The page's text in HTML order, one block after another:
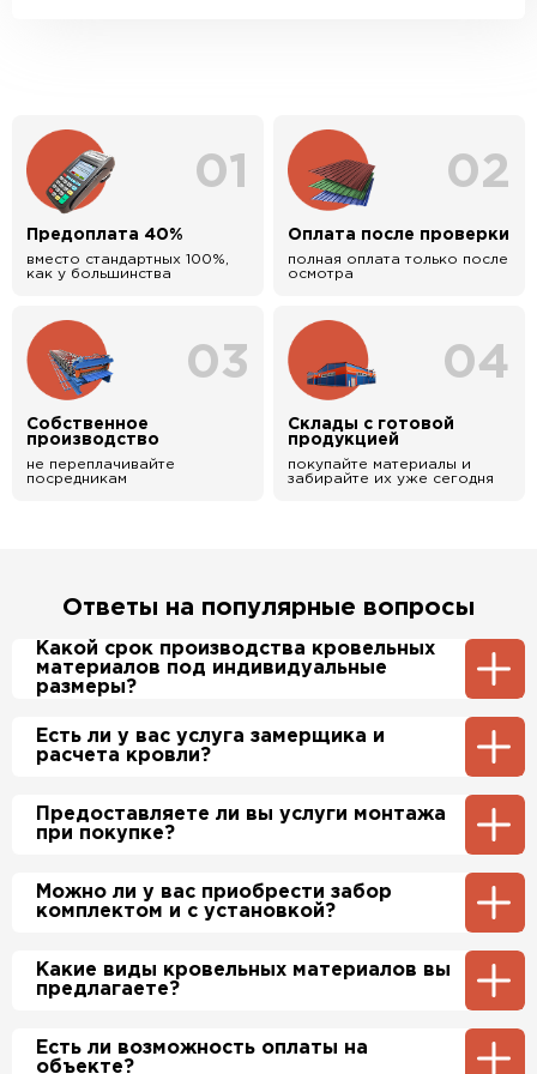
01
Предоплата 40%
вместо стандартных 100%,
как у большинства
02
Оплата после проверки
полная оплата только после
осмотра
03
Собственное
производство
не переплачивайте
посредникам
04
Склады с готовой
продукцией
покупайте материалы и
забирайте их уже сегодня
Ответы на популярные вопросы
Какой срок производства кровельных
материалов под индивидуальные
размеры?
Примерный срок производства
металлочерепицы и профнастила 1-2 дня.
Производственные мощности позволяют нам
Есть ли у вас услуга замерщика и
расчета кровли?
Да, у нас в штате есть инженер-замерщик,
который по Вашей просьбе приедет на
этом стоимость расчета нашим специалистом
будет бесплатно.
Предоставляете ли вы услуги монтажа
при покупке?
Да, если это необходимо заказчику, мы можем
полностью смонтировать Вашу кровлю и
Можно ли у вас приобрести забор
комплектом и с установкой?
Да, мы продаем материалы для забора
комплектами, в нашем ассортименте есть
доборные и комплектующие элементы
Какие виды кровельных материалов вы
предлагаете?
Мы предлагаем широкий выбор кровельных
материалов, включая металлочерепицу,
Есть ли возможность оплаты на
объекте?